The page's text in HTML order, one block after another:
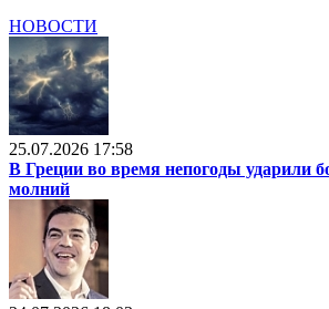
НОВОСТИ
25.07.2026 17:58
В Греции во время непогоды ударили
молний